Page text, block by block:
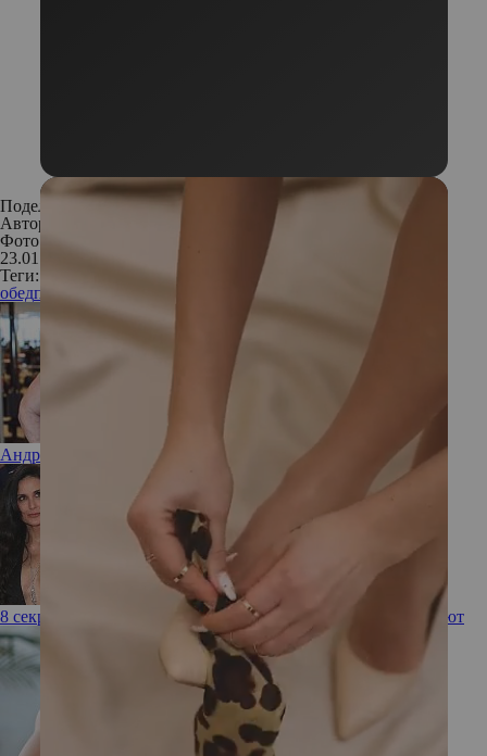
Поделиться:
Автор:
Фото: Shutterstock
23.01.2019
Теги:
обедполезные продукты еда
Андрей Малахов впервые откровенно рассказал о сыне
8 секретов похудения голливудских актрис, которые работают